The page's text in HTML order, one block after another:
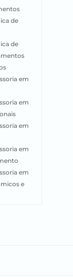
de
de
em
em
em
em
em
e